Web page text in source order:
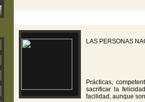
LAS PERSONAS
Prácticas,
sacrificar la
facilidad, aunque